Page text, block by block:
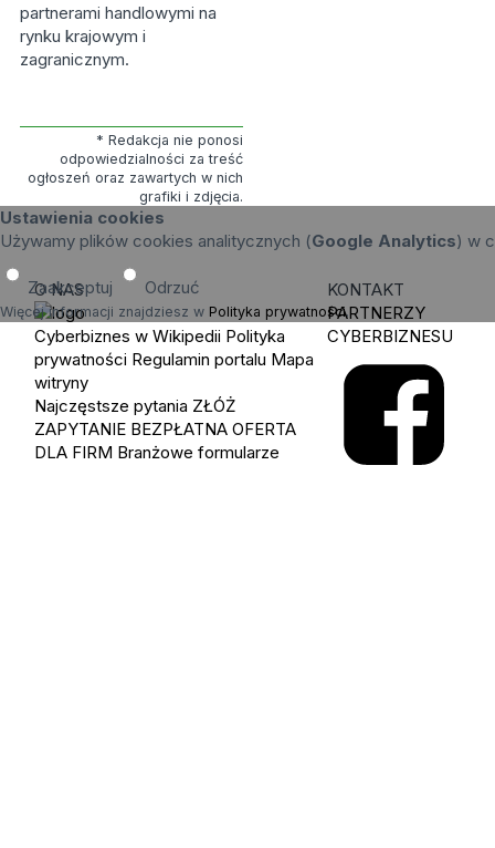
partnerami handlowymi na
rynku krajowym i
zagranicznym.
* Redakcja nie ponosi
odpowiedzialności za treść
ogłoszeń oraz zawartych w nich
grafiki i zdjęcia.
Ustawienia cookies
Używamy plików cookies analitycznych (Google Analytics) w
Zaakceptuj Odrzuć
Więcej informacji znajdziesz w Polityka prywatności.
O NAS
Cyberbiznes w Wikipedii Polityka
prywatności Regulamin portalu Mapa
witryny
Najczęstsze pytania ZŁÓŻ
ZAPYTANIE BEZPŁATNA OFERTA
DLA FIRM Branżowe formularze
KONTAKT
PARTNERZY
CYBERBIZNESU